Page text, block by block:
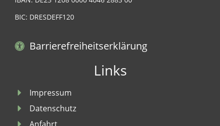
BIC: DRESDEFF120
Barrierefreiheitserklärung
Links
Impressum
Datenschutz